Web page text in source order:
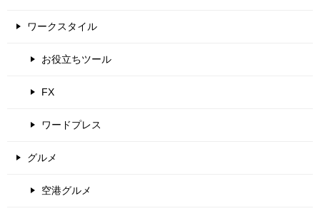
ワークスタイル
お役立ちツール
FX
ワードプレス
グルメ
空港グルメ